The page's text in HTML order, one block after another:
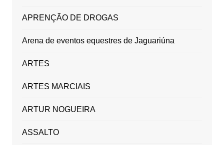
APRENÇÃO DE DROGAS
Arena de eventos equestres de Jaguariúna
ARTES
ARTES MARCIAIS
ARTUR NOGUEIRA
ASSALTO